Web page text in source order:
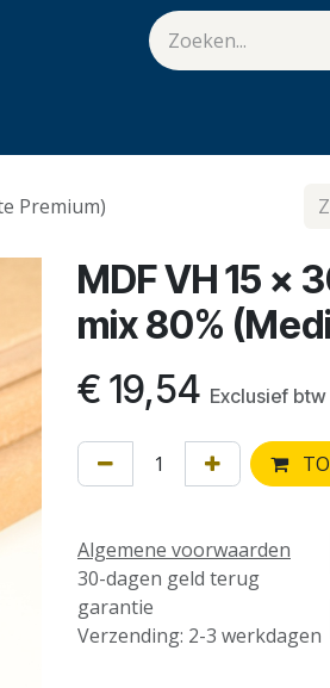
Premium)
MDF VH 15 x
mix 80%
€ 19,54 Exclusief btw
Algemene voorwaarden
30-dagen geld terug
garantie
Verzending: 2-3 werkdagen